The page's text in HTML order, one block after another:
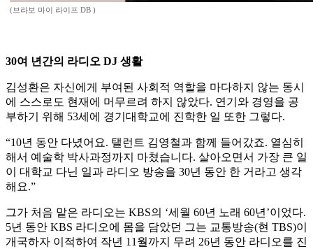
(브라보 마이 라이프 DB )
30여 년간의 라디오 DJ 생활
김성환은 자신에게 부여된 사회적 역할을 마다하지 않는 동시
에 스스로도 현재에 머무르려 하지 않았다. 연기와 경영을 공
부하기 위해 53세에 경기대학교에 진학한 일 또한 그렇다.
“10년 동안 다녔어요. 탤런트 김영철과 함께 들어갔죠. 열심히
해서 예술학 박사과정까지 마쳤습니다. 살아오면서 가장 큰 일
이 대학교 다닌 일과 라디오 방송을 30년 동안 한 거라고 생각
해요.”
그가 처음 맡은 라디오는 KBS의 ‘세월 60년 노래 60년’이었다.
5년 동안 KBS 라디오에 몸을 담았던 그는 교통방송(현 TBS)이
개국하자 이적하여 작년 11월까지 무려 26년 동안 라디오를 진